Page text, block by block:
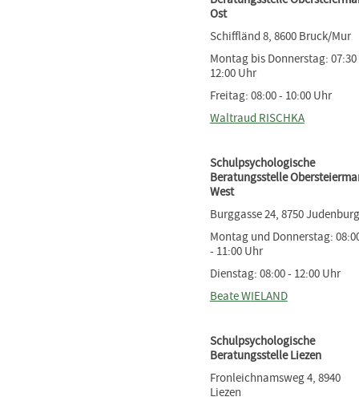
Ost
Schiffländ 8, 8600 Bruck/Mur
Montag bis Donnerstag: 07:30
12:00 Uhr
Freitag: 08:00 - 10:00 Uhr
Waltraud RISCHKA
Schulpsychologische
Beratungsstelle
West
Burggasse 24, 8750 Judenburg
Montag und Donnerstag:
- 11:00 Uhr
Dienstag: 08:00 - 12:00 Uhr
Beate WIELAND
Schulpsychologische
Beratungsstelle Liezen
Fronleichnamsweg 4, 8940
Liezen